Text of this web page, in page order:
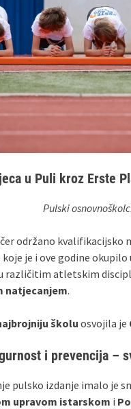
u Puli kroz Erste
Pulski
održano kvalifikacijsko
je i ove godine
različitim atletskim
natjecanjem.
školu osvojila je
i prevencija –
pulsko izdanje imalo je
upravom istarskom i